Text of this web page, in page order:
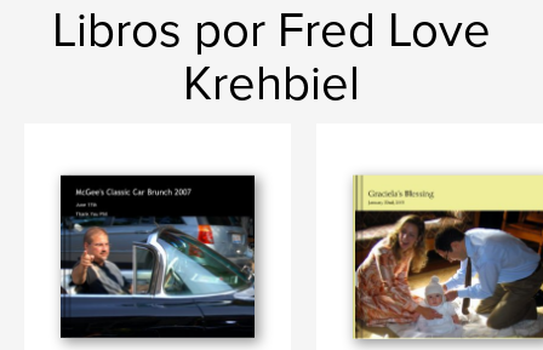
Libros por Fred Love
Krehbiel